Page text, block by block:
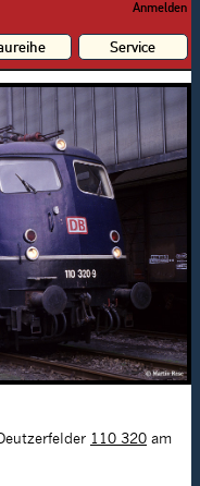
Anmelden
Service
110 320 am